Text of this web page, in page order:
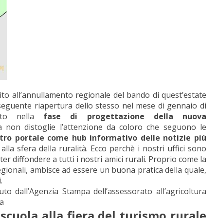
all’annullamento regionale del bando di quest’estate
riapertura dello stesso nel mese di gennaio di
nella fase di progettazione della nuova
distoglie l’attenzione da coloro che seguono le
portale come hub informativo delle notizie più
sfera della ruralità. Ecco perchè i nostri uffici sono
diffondere a tutti i nostri amici rurali. Proprio come la
ambisce ad essere un buona pratica della quale,
dall’Agenzia Stampa dell’assessorato all’agricoltura